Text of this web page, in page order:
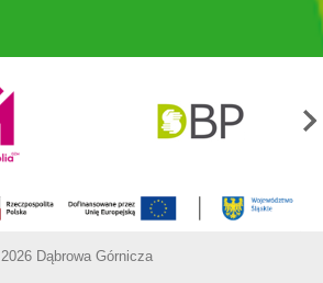
2026 Dąbrowa Górnicza